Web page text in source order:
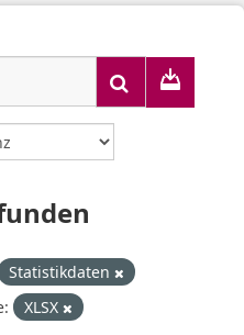
Statistikdaten
XLSX